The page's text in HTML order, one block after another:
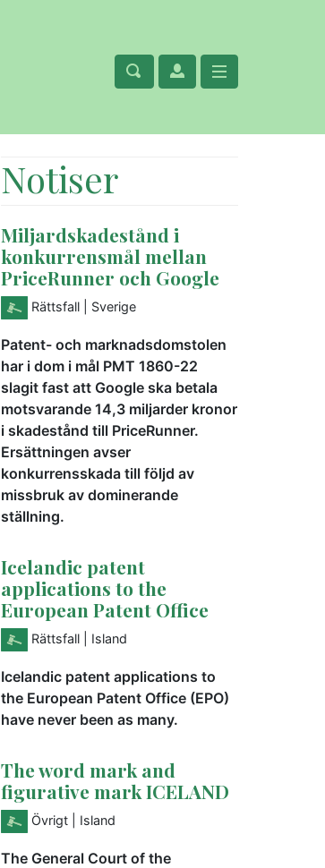
Notiser
Miljardskadestånd i
konkurrensmål mellan
PriceRunner och Google
Rättsfall | Sverige
Patent- och marknadsdomstolen
har i dom i mål PMT 1860-22
slagit fast att Google ska betala
motsvarande 14,3 miljarder kronor
i skadestånd till PriceRunner.
Ersättningen avser
konkurrensskada till följd av
missbruk av dominerande
ställning.
Icelandic patent
applications to the
European Patent Office
Rättsfall | Island
Icelandic patent applications to
the European Patent Office (EPO)
have never been as many.
The word mark and
figurative mark ICELAND
Övrigt | Island
The General Court of the